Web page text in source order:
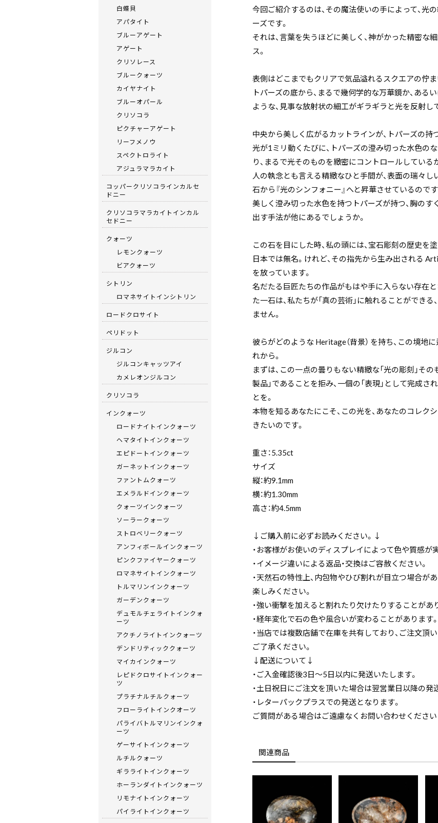
今回ご紹介するのは、その魔法使いの手によって、
ーズです。
それは、言葉を失うほどに美しく、神がかった精密な
ス。
表側はどこまでもクリアで気品溢れるスクエアの佇
トパーズの底から、まるで幾何学的な万華鏡か、あ
ような、見事な放射状の細工がギラギラと光を反射し
中央から美しく広がるカットラインが、トパーズの持
光が1ミリ動くたびに、トパーズの澄み切った水色の
り、まるで光そのものを緻密にコントロールしてい
人の執念とも言える精緻なひと手間が、表面の瑞々
石から『光のシンフォニー』へと昇華させているのです
美しく澄み切った水色を持つトパーズが持つ、胸の
出す手法が他にあるでしょうか。
この石を目にした時、私の頭には、宝石彫刻の歴史を
日本では無名。けれど、その指先から生み出される
を放っています。
名だたる巨匠たちの作品がもはや手に入らない存在
た一石は、私たちが「真の芸術」に触れることができ
ません。
彼らがどのような Heritage（背景） を持ち、この境地
れから。
まずは、この一点の曇りもない精緻な「光の彫刻」そ
製品」であることを拒み、一個の「表現」として完成
とを。
本物を知るあなたにこそ、この光を、あなたのコレ
きたいのです。
重さ：5.35ct
サイズ
縦：約9.1mm
横：約1.30mm
高さ：約4.5mm
↓ご購入前に必ずお読みください。↓
・お客様がお使いのディスプレイによって色や質感が
・イメージ違いによる返品・交換はご容赦ください。
・天然石の特性上、内包物やひび割れが目立つ場合が
楽しみください。
・強い衝撃を加えると割れたり欠けたりすることがあ
・経年変化で石の色や風合いが変わることがあります。
・当店では複数店舗で在庫を共有しており、ご注文頂
ご了承ください。
↓配送について↓
・ご入金確認後3日〜5日以内に発送いたします。
・土日祝日にご注文を頂いた場合は翌営業日以降の発
・レターパックプラスでの発送となります。
ご質問がある場合はご遠慮なくお問い合わせください
関連商品
白蝶貝
アパタイト
ブルーアゲート
アゲート
クリソレース
ブルークォーツ
カイヤナイト
ブルーオパール
クリソコラ
ピクチャーアゲート
リーフメノウ
スペクトロライト
アジュラマラカイト
コッパークリソコラインカルセ
ドニー
クリソコラマラカイトインカル
セドニー
クォーツ
レモンクォーツ
ビアクォーツ
シトリン
ロマネサイトインシトリン
ロードクロサイト
ペリドット
ジルコン
ジルコンキャッツアイ
カメレオンジルコン
クリソコラ
インクォーツ
ロードナイトインクォーツ
ヘマタイトインクォーツ
エピドートインクォーツ
ガーネットインクォーツ
ファントムクォーツ
エメラルドインクォーツ
クォーツインクォーツ
ソーラークォーツ
ストロベリークォーツ
アンフィボールインクォーツ
ピンクファイヤークォーツ
ロマネサイトインクォーツ
トルマリンインクォーツ
ガーデンクォーツ
デュモルチェライトインクォ
ーツ
アクチノライトインクォーツ
デンドリティッククォーツ
マイカインクォーツ
レピドクロサイトインクォー
ツ
プラチナルチルクォーツ
フローライトインクオーツ
パライバトルマリンインクォ
ーツ
ゲーサイトインクォーツ
ルチルクォーツ
ギラライトインクォーツ
ホーランダイトインクォーツ
リモナイトインクォーツ
パイライトインクォーツ